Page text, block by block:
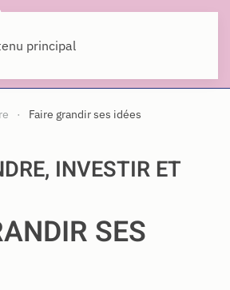
principal
Faire grandir ses idées
INVESTIR ET
SES